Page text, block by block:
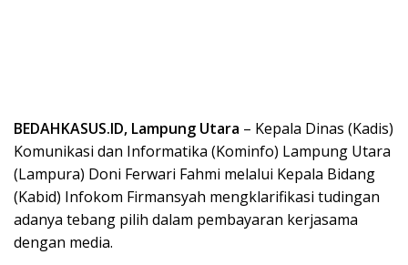
BEDAHKASUS.ID, Lampung Utara – Kepala Dinas (Kadis)
Komunikasi dan Informatika (Kominfo) Lampung Utara
(Lampura) Doni Ferwari Fahmi melalui Kepala Bidang
(Kabid) Infokom Firmansyah mengklarifikasi tudingan
adanya tebang pilih dalam pembayaran kerjasama
dengan media.